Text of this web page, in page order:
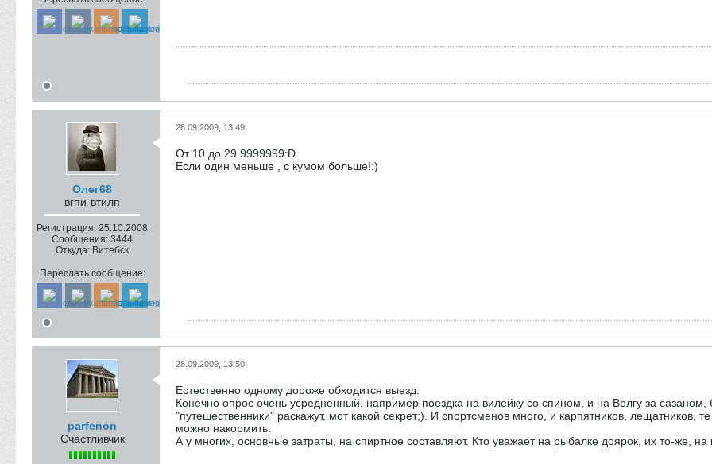
Олег68
вгпи-втилп
Регистрация: 25.10.2008
Сообщения: 3444
Откуда: Витебск
Переслать сообщение:
28.09.2009, 13:49
От 10 до 29.9999999:D
Если один меньше , с кумом больше!:)
parfenon
Счастливчик
28.09.2009, 13:50
Естественно одному дороже обходится выезд.
Конечно опрос очень усредненный, например поездка на вилейку со спином, и на Волгу за сазаном,
"путешественники" раскажут, мот какой секрет;). И спортсменов много, и карпятников, лещатников,
можно накормить.
А у многих, основные затраты, на спиртное составляют. Кто уважает на рыбалке доярок, их то-же, на